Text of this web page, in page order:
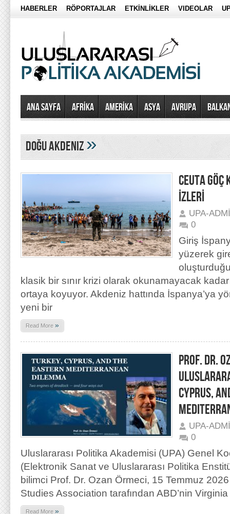
HABERLER RÖPORTAJLAR ETKİNLİKLER VIDEOLAR
Ana Sayfa AFRİKA AMERİKA ASYA AVRUPA
doğu akdeniz»
CEUTA
İZLERİ
UPA-
0
Giriş
yüzerek
klasik bir sınır krizi olarak okunamayacak
ortaya koyuyor. Akdeniz hattında İspanya’ya
yeni bir
Read More »
PROF. DR.
CYPRUS,
UPA-
0
Uluslararası Politika Akademisi (UPA) Genel
(Elektronik Sanat ve Uluslararası Politika
bilimci Prof. Dr. Ozan Örmeci, 15 Temmuz
Studies Association tarafından ABD’nin
Read More »